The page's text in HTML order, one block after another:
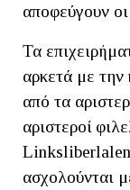
αποφεύγουν οι
Τα
αρκετά με την
από τα
αριστεροί
ασχολούνται